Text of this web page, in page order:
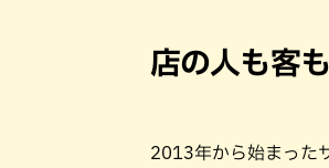
店の人も客
2013年から始まった